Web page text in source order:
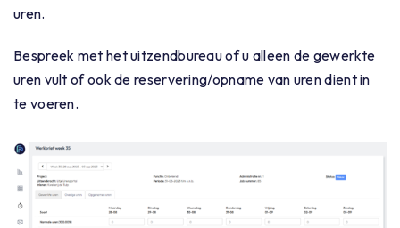
uren.
Bespreek met het uitzendbureau of u alleen de gewerkte
uren vult of ook de reservering/opname van uren dient in
te voeren.